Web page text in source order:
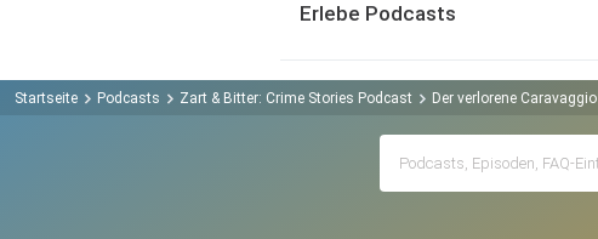
Erlebe Podcasts
Startseite Podcasts Zart & Bitter: Crime Stories Podcast Der verlorene Caravaggio